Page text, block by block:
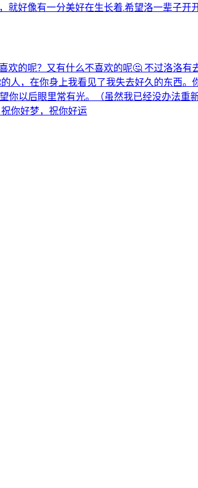
好像有一分美好在生长着.希望洛一辈子
的呢？又有什么不喜欢的呢🤔 不过洛洛
，在你身上我看见了我失去好久的东西
以后眼里常有光。（虽然我已经没办法重
你好梦，祝你好运